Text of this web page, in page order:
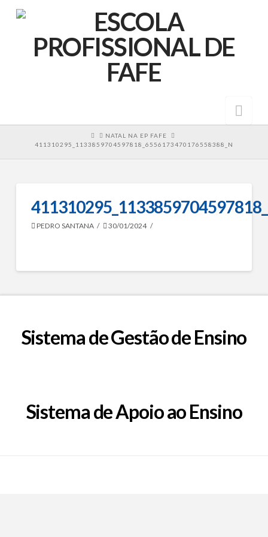
HOMENATAL NA EP FAFE
411310295_1133859704597818_6556173470176558388_N
PEDRO SANTANA 30/01/2024
Sistema de Gestão de Ensino
Sistema de Apoio ao Ensino